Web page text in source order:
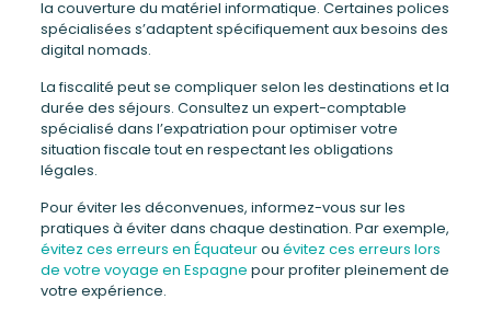
la couverture du matériel informatique. Certaines polices
spécialisées s’adaptent spécifiquement aux besoins des
digital nomads.
La fiscalité peut se compliquer selon les destinations et la
durée des séjours. Consultez un expert-comptable
spécialisé dans l’expatriation pour optimiser votre
situation fiscale tout en respectant les obligations
légales.
Pour éviter les déconvenues, informez-vous sur les
pratiques à éviter dans chaque destination. Par exemple,
évitez ces erreurs en Équateurou évitez ces erreurs lors
de votre voyage en Espagne pour profiter pleinement de
votre expérience.